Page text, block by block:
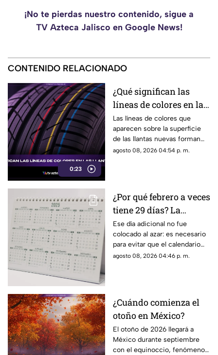
¡No te pierdas nuestro contenido, sigue a
TV Azteca Jalisco en Google News!
CONTENIDO RELACIONADO
0:23
¿Qué significan las
líneas de colores en las
llantas nuevas?
Las líneas de colores que
aparecen sobre la superficie
de las llantas nuevas forman
parte del proceso de
agosto 08, 2026 04:54 p. m.
¿Por qué febrero a veces
tiene 29 días? La
curiosa razón detrás de
los años bisiestos
Ese día adicional no fue
colocado al azar: es necesario
para evitar que el calendario
pierda sincronía con las
agosto 08, 2026 04:46 p. m.
¿Cuándo comienza el
otoño en México?
El otoño de 2026 llegará a
México durante septiembre
con el equinoccio, fenómeno